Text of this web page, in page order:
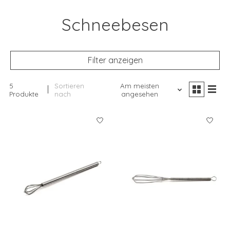
Schneebesen
Filter anzeigen
5
Produkte
Sortieren
nach
Am meisten
angesehen